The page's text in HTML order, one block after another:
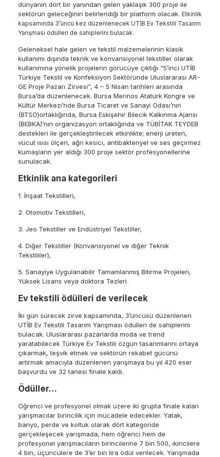
dünyanın dört bir yanından gelen yaklaşık 300 proje ile
sektörün geleceğinin belirlendiği bir platform olacak. Etkinlik
kapsamında 3’üncü kez düzenlenecek UTİB Ev Tekstili Tasarım
Yarışması ödülleri de sahiplerini bulacak.
Geleneksel hale gelen ve tekstil malzemelerinin klasik
kullanımı dışında teknik ve konvansiyonel tekstiller olarak
kullanımına yönelik projelerin görücüye çıktığı “5’inci UTİB
Türkiye Tekstil ve Konfeksiyon Sektöründe Uluslararası AR-
GE Proje Pazarı Zirvesi”, 4 – 5 Nisan tarihleri arasında
Bursa’da düzenlenecek. Bursa Merinos Atatürk Kongre ve
Kültür Merkezi’nde Bursa Ticaret ve Sanayi Odası’nın
(BTSO)ortaklığında, Bursa Eskişehir Bilecik Kalkınma Ajansı
(BEBKA)’nın organizasyon ortaklığında ve TÜBİTAK TEYDEB
destekleri ile gerçekleştirilecek etkinlikte; enerji üreten,
vücut ısısı ölçen, ağrı kesici, antibakteriyel ve ses geçirmez
kumaşların yer aldığı 300 proje sektör profesyonellerine
sunulacak.
Etkinlik ana kategorileri
1. İnşaat Tekstilleri,
2. Otomotiv Tekstilleri,
3. Jeo Tekstiller ve Endüstriyel Tekstiller,
4. Diğer Tekstiller (Konvansiyonel ve diğer Teknik
Tekstililer),
5. Sanayiye Uygulanabilir Tamamlanmış Bitirme Projeleri,
Yüksek Lisans veya doktora Tezleri
Ev tekstili ödülleri de verilecek
İki gün sürecek zirve kapsamında, 3’üncüsü düzenlenen
UTİB Ev Tekstili Tasarım Yarışması ödülleri de sahiplerini
bulacak. Uluslararası pazarlarda moda ve trend
yaratabilecek Türkiye Ev Tekstili özgün tasarımlarını ortaya
çıkarmak, teşvik etmek ve sektörün rekabet gücünü
artırmak amacıyla düzenlenen yarışmaya bu yıl 420 eser
başvurdu ve 32 tanesi finale kaldı.
Ödüller…
Öğrenci ve profesyonel olmak üzere iki grupta finale kalan
yarışmacılar birincilik için mücadele edecekler. Yatak,
banyo, perde ve koltuk olarak dört kategoride
gerçekleşecek yarışmada, hem öğrenci hem de
profesyonel yarışmacıların birincilerine 7 bin 500, ikincilere
4 bin, üçüncülere de 3’er bin lira ödül verilecek. Yarışmada